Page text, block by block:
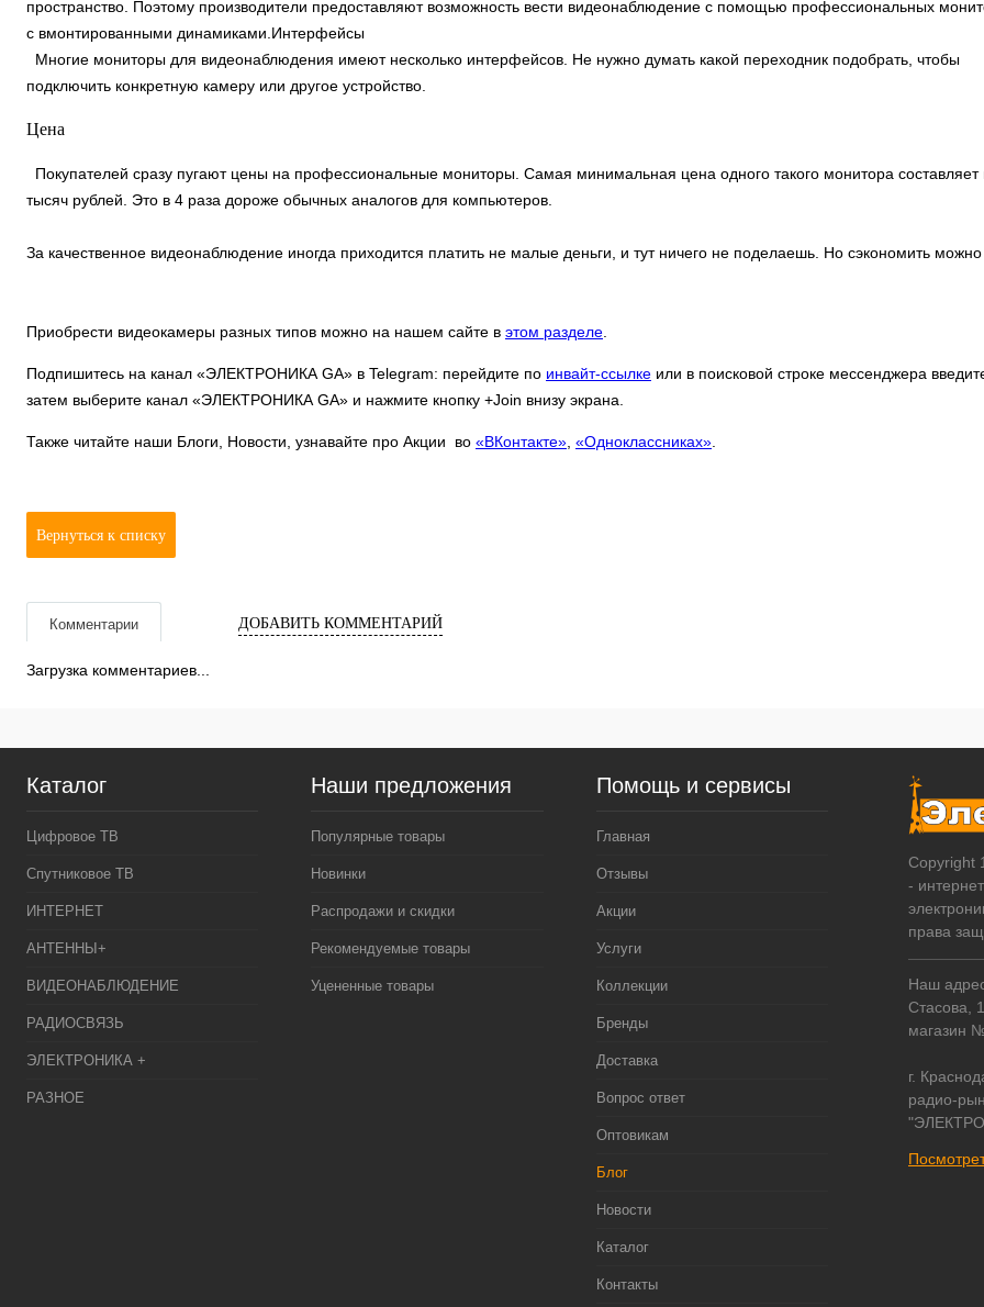
пространство. Поэтому производители предоставляют возможность вести видеонаблюдение с помощью профессиональных
с вмонтированными динамиками.Интерфейсы
Многие мониторы для видеонаблюдения имеют несколько интерфейсов. Не нужно думать какой переходник подобрать, чтобы
подключить конкретную камеру или другое устройство.
Цена
Покупателей сразу пугают цены на профессиональные мониторы. Самая минимальная цена одного такого монитора
тысяч рублей. Это в 4 раза дороже обычных аналогов для компьютеров.
За качественное видеонаблюдение иногда приходится платить не малые деньги, и тут ничего не поделаешь. Но сэкономить можно
Приобрести видеокамеры разных типов можно на нашем сайте в этом разделе
Подпишитесь на канал «ЭЛЕКТРОНИКА GA» в Telegram: перейдите по инвайт-ссылке или в поисковой строке мессенджера
затем выберите канал «ЭЛЕКТРОНИКА GA» и нажмите кнопку +Join внизу экрана.
Также читайте наши Блоги, Новости, узнавайте про Акции во «ВКонтакте» «Одноклассниках»
Вернуться к списку
Комментарии ДОБАВИТЬ КОММЕНТАРИЙ
Загрузка комментариев...
Каталог
Цифровое ТВ
Спутниковое ТВ
ИНТЕРНЕТ
АНТЕННЫ+
ВИДЕОНАБЛЮДЕНИЕ
РАДИОСВЯЗЬ
ЭЛЕКТРОНИКА +
РАЗНОЕ
Наши предложения
Популярные товары
Новинки
Распродажи и скидки
Рекомендуемые товары
Уцененные товары
Помощь и сервисы
Главная
Отзывы
Акции
Услуги
Коллекции
Бренды
Доставка
Вопрос ответ
Оптовикам
Блог
Новости
Каталог
Контакты
Copyright
-
права
Наш
Стасова,
магазин
г.
радио-